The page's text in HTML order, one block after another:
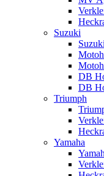
Suzuki
DB
DB
Triumph
Yamaha